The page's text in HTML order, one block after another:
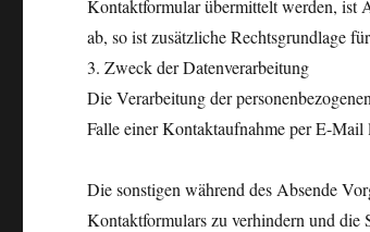
Kontaktformular übermittelt werden, ist
ab, so ist zusätzliche Rechtsgrundlage
3. Zweck der Datenverarbeitung
Die Verarbeitung der
Falle einer Kontaktaufnahme per E-Mail
Die sonstigen während des Absende
Kontaktformulars zu verhindern und die